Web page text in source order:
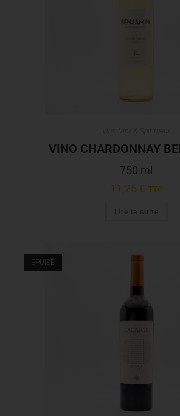
VINO CHARDONNAY
750 ml
11,25 € TTC
Lire la suite
ÉPUISÉ